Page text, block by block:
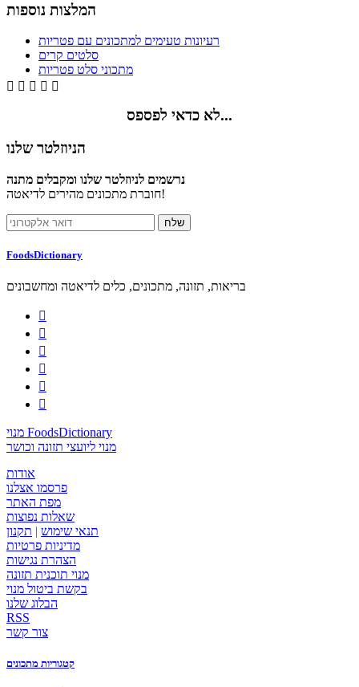
המלצות נוספות
רעיונות טעימים למתכונים עם פטריות
סלטים קרים
מתכוני סלט פטריות
    
לא כדאי לפספס...
הניוזלטר שלנו
נרשמים לניוזלטר שלנו ומקבלים מתנה
חוברת מתכונים מהירים לדיאטה!
FoodsDictionary
בריאות, תזונה, מתכונים, כלים לדיאטה ומחשבונים






מנוי FoodsDictionary
מנוי ליועצי תזונה וכושר
אודות
פרסמו אצלנו
מפת האתר
שאלות נפוצות
תנאי שימוש | תקנון
מדיניות פרטיות
הצהרת נגישות
מנוי תוכנית תזונה
בקשת ביטול מנוי
הבלוג שלנו
RSS
צור קשר
קטגוריות מתכונים